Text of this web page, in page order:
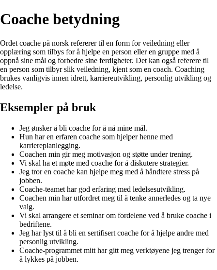
Coache betydning
Ordet coache på norsk refererer til en form for veiledning eller
opplæring som tilbys for å hjelpe en person eller en gruppe med å
oppnå sine mål og forbedre sine ferdigheter. Det kan også referere til
en person som tilbyr slik veiledning, kjent som en coach. Coaching
brukes vanligvis innen idrett, karriereutvikling, personlig utvikling og
ledelse.
Eksempler på bruk
Jeg ønsker å bli coache for å nå mine mål.
Hun har en erfaren coache som hjelper henne med
karriereplanlegging.
Coachen min gir meg motivasjon og støtte under trening.
Vi skal ha et møte med coache for å diskutere strategier.
Jeg tror en coache kan hjelpe meg med å håndtere stress på
jobben.
Coache-teamet har god erfaring med ledelsesutvikling.
Coachen min har utfordret meg til å tenke annerledes og ta nye
valg.
Vi skal arrangere et seminar om fordelene ved å bruke coache i
bedriftene.
Jeg har lyst til å bli en sertifisert coache for å hjelpe andre med
personlig utvikling.
Coache-programmet mitt har gitt meg verktøyene jeg trenger for
å lykkes på jobben.